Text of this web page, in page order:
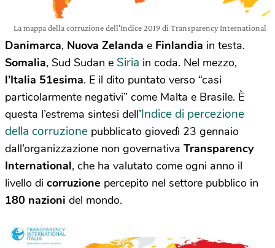
La mappa della corruzione dell'Indice 2019 di Transparency International
Danimarca, Nuova Zelanda e Finlandia in testa.
Somalia, Sud Sudan e Siria in coda. Nel mezzo,
l’Italia 51esima. E il dito puntato verso “casi
particolarmente negativi” come Malta e Brasile. È
questa l’estrema sintesi dell’Indice di percezione
della corruzione pubblicato giovedì 23 gennaio
dall’organizzazione non governativa Transparency
International, che ha valutato come ogni anno il
livello di corruzione percepito nel settore pubblico in
180 nazioni del mondo.